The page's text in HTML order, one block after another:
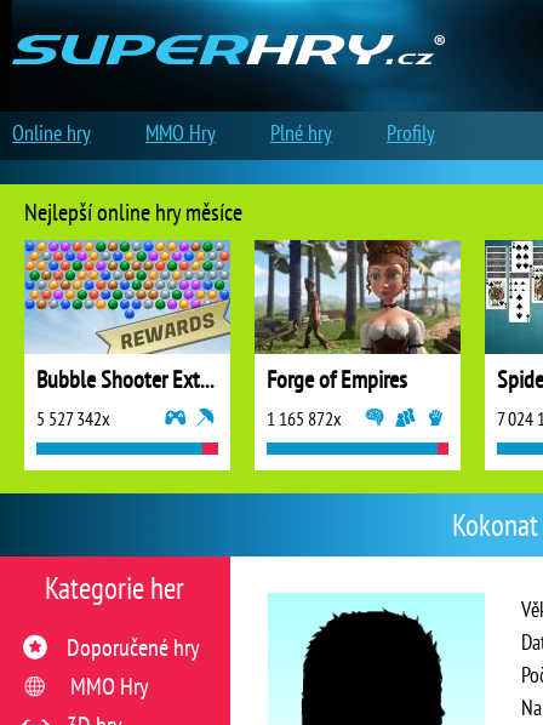
Kategorie her
Doporučené hry
MMO Hry
Nejlepší online hry měsíce
Bubble Shooter Extreme
5 527 342x
Forge of Empires
1 165 872x 7 024
Online hry MMO Hry Plné hry Profily